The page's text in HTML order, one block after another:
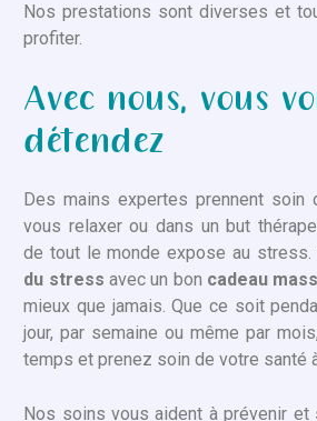
Nos prestations sont diverses et
profiter.
Avec nous, vous
détendez
Des mains expertes prennent soin
vous relaxer ou dans un but
de tout le monde expose au stress.
du stress avec un bon cadeau
mieux que jamais. Que ce soit
jour, par semaine ou même par
temps et prenez soin de votre santé
Nos soins vous aident à prévenir et